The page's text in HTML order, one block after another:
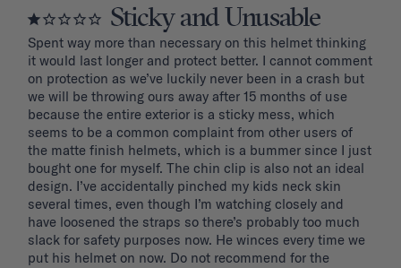
Sticky and Unusable
Spent way more than necessary on this helmet thinking
it would last longer and protect better. I cannot comment
on protection as we’ve luckily never been in a crash but
we will be throwing ours away after 15 months of use
because the entire exterior is a sticky mess, which
seems to be a common complaint from other users of
the matte finish helmets, which is a bummer since I just
bought one for myself. The chin clip is also not an ideal
design. I’ve accidentally pinched my kids neck skin
several times, even though I’m watching closely and
have loosened the straps so there’s probably too much
slack for safety purposes now. He winces every time we
put his helmet on now. Do not recommend for the